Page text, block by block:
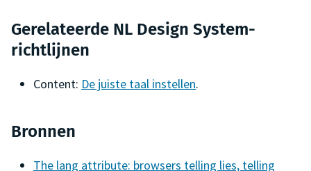
Gerelateerde NL Design System-
richtlijnen
Content: De juiste taal instellen.
Bronnen
The lang attribute: browsers telling lies, telling